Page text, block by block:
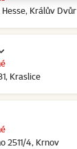
Králův Dvůr
Kraslice
2511/4, Krnov